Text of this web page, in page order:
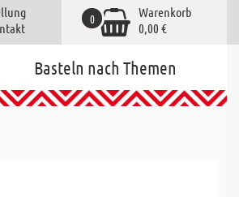
Warenkorb
0,00 €
0
Basteln nach Themen